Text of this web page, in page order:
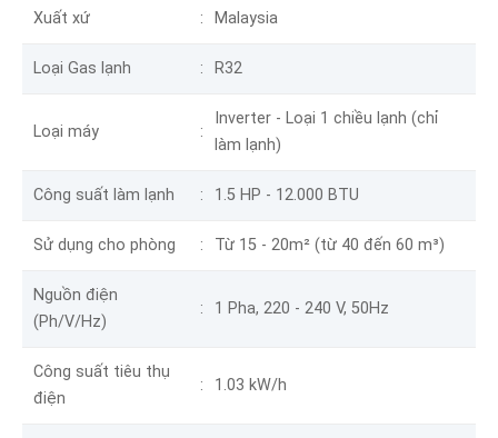
Xuất xứ Malaysia
Loại Gas lạnh R32
Loại máy
Inverter - Loại 1 chiều lạnh (chỉ
làm lạnh)
Công suất làm lạnh 1.5 HP - 12.000 BTU
Sử dụng cho phòng Từ 15 - 20m² (từ 40 đến 60 m³)
Nguồn điện
(Ph/V/Hz)
1 Pha, 220 - 240 V, 50Hz
Công suất tiêu thụ
điện
1.03 kW/h